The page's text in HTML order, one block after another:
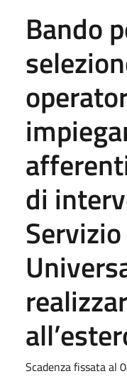
Bando
di
Scadenza fissata al